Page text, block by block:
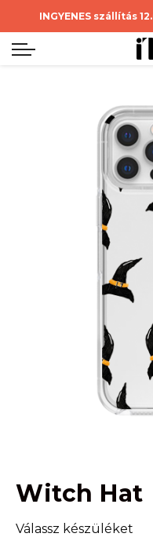
INGYENES szállítás
Witch Hat
Válassz készüléket